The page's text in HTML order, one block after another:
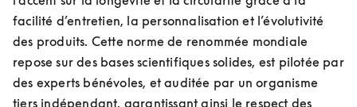
facilité d’entretien, la personnalisation et l’évolutivité
des produits. Cette norme de renommée mondiale
repose sur des bases scientifiques solides, est pilotée par
des experts bénévoles, et auditée par un organisme
tiers indépendant, garantissant ainsi le respect des